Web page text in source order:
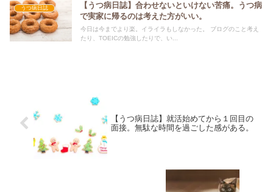
うつ病日誌
【うつ病日誌】合わせないといけない苦痛。うつ病
で実家に帰るのは考えた方がいい。
今日は今までより楽。イライラもしなかった。 ブログのこと考え
たり、TOEICの勉強したりで、い...
【うつ病日誌】就活始めてから１回目の
面接。無駄な時間を過ごした感がある。